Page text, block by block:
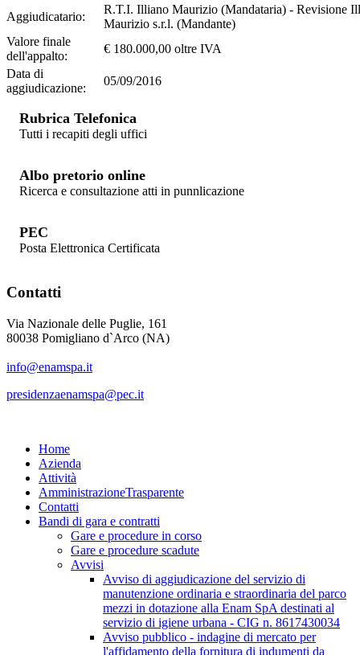
Aggiudicatario:
R.T.I. Illiano Maurizio (Mandataria) - Revisione
Maurizio s.r.l. (Mandante)
Valore finale
dell'appalto:
€ 180.000,00 oltre IVA
Data di
aggiudicazione:
05/09/2016
Rubrica Telefonica
Tutti i recapiti degli uffici
Albo pretorio online
Ricerca e consultazione atti in punnlicazione
PEC
Posta Elettronica Certificata
Contatti
Via Nazionale delle Puglie, 161
80038 Pomigliano d`Arco (NA)
info@enamspa.it
presidenzaenamspa@pec.it
Home
Azienda
Attività
AmministrazioneTrasparente
Contatti
Bandi di gara e contratti
Gare e procedure in corso
Gare e procedure scadute
Avvisi
Avviso di aggiudicazione del servizio di
manutenzione ordinaria e straordinaria del parco
mezzi in dotazione alla Enam SpA destinati al
servizio di igiene urbana - CIG n. 8617430034
Avviso pubblico - indagine di mercato per
l'affidamento della fornitura di indumenti da